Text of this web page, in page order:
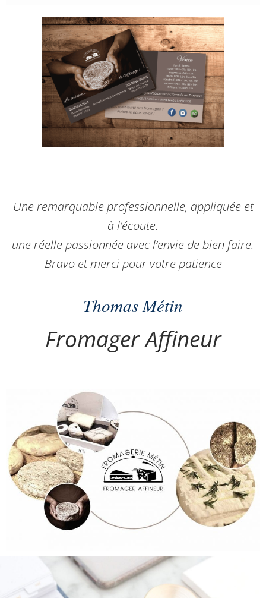
Une remarquable professionnelle, appliquée et
à l’écoute.
une réelle passionnée avec l’envie de bien faire.
Bravo et merci pour votre patience
Thomas Métin
Fromager Affineur